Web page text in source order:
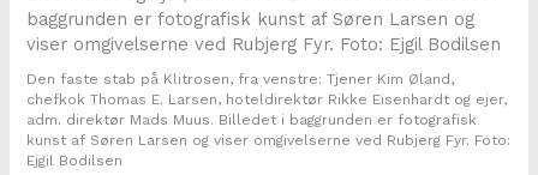
Den faste stab på Klitrosen, fra venstre: Tjener Kim Øland,
chefkok Thomas E. Larsen, hoteldirektør Rikke Eisenhardt og ejer,
adm. direktør Mads Muus. Billedet i baggrunden er fotografisk
kunst af Søren Larsen og viser omgivelserne ved Rubjerg Fyr. Foto:
Ejgil Bodilsen